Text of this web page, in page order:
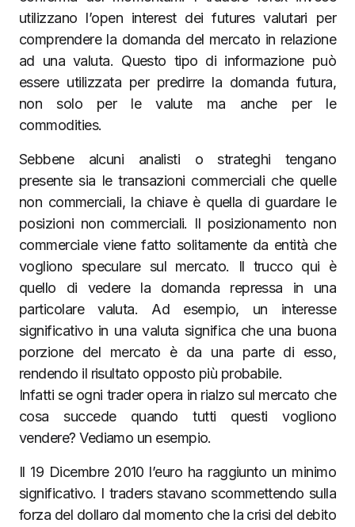
utilizzano l’open interest dei futures valutari per
comprendere la domanda del mercato in relazione
ad una valuta. Questo tipo di informazione può
essere utilizzata per predirre la domanda futura,
non solo per le valute ma anche per le
commodities.
Sebbene alcuni analisti o strateghi tengano
presente sia le transazioni commerciali che quelle
non commerciali, la chiave è quella di guardare le
posizioni non commerciali. Il posizionamento non
commerciale viene fatto solitamente da entità che
vogliono speculare sul mercato. Il trucco qui è
quello di vedere la domanda repressa in una
particolare valuta. Ad esempio, un interesse
significativo in una valuta significa che una buona
porzione del mercato è da una parte di esso,
rendendo il risultato opposto più probabile.
Infatti se ogni trader opera in rialzo sul mercato che
cosa succede quando tutti questi vogliono
vendere? Vediamo un esempio.
Il 19 Dicembre 2010 l’euro ha raggiunto un minimo
significativo. I traders stavano scommettendo sulla
forza del dollaro dal momento che la crisi del debito